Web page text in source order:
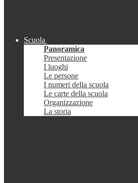
Scuola
Panoramica
Presentazione
I luoghi
Le persone
I numeri della scuola
Le carte della scuola
Organizzazione
La storia